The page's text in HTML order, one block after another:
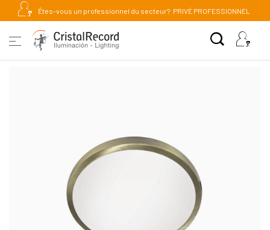
Êtes-vous un professionnel du secteur? PRIVÉ PROFESSIONNEL